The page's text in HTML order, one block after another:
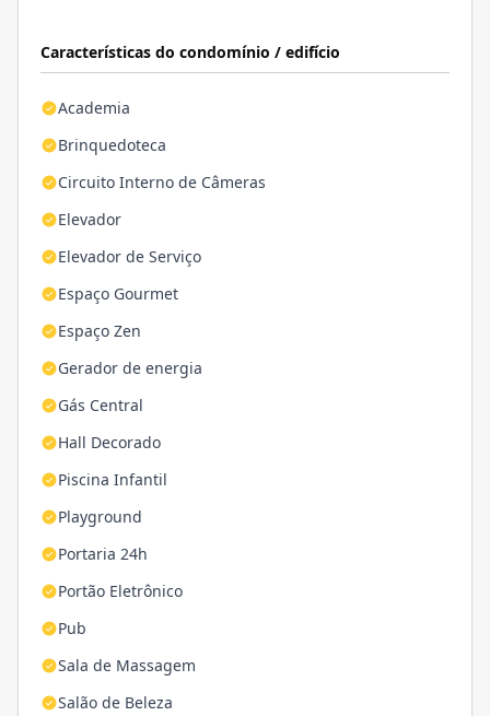
Características do condomínio / edifício
Academia
Brinquedoteca
Circuito Interno de Câmeras
Elevador
Elevador de Serviço
Espaço Gourmet
Espaço Zen
Gerador de energia
Gás Central
Hall Decorado
Piscina Infantil
Playground
Portaria 24h
Portão Eletrônico
Pub
Sala de Massagem
Salão de Beleza